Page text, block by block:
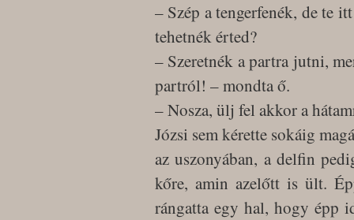
– Szép a tengerfenék, de te
tehetnék érted?
– Szeretnék a partra jutni,
partról! – mondta ő.
– Nosza, ülj fel akkor a
Józsi sem kérette sokáig
az uszonyában, a delfin
kőre, amin azelőtt is ült.
rángatta egy hal, hogy épp